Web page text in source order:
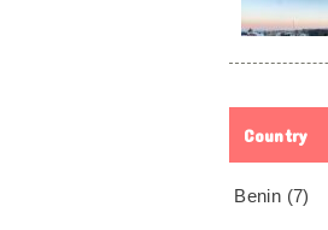
Country
Benin (7)